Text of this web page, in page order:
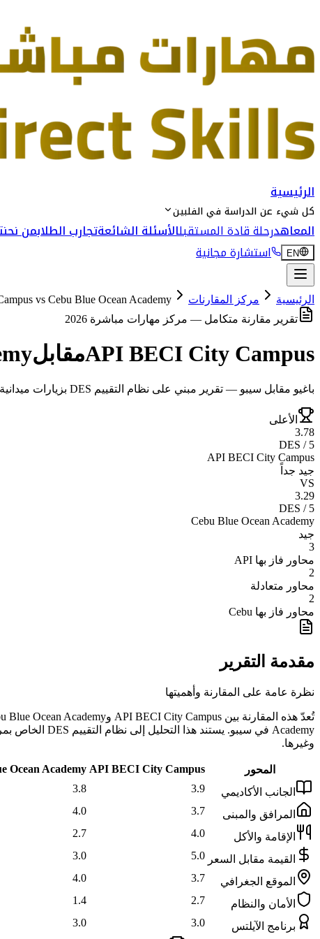
الرئيسية
كل شيء عن الدراسة في الفلبين
المعاهدرحلة قادة المستقبلالأسئلة الشائعةتجارب الطلابمن نحن
EN استشارة مجانية
الرئيسية مركز المقارنات vs Cebu Blue Ocean Academy
تقرير مقارنة متكامل — مركز مهارات مباشرة 2026
API BECI City Campusمقابل
باغيو مقابل سيبو — تقرير مبني على نظام التقييم DES بزيارات ميدانية وتحليل موضوعي
الأعلى
3.78
DES / 5
API BECI City Campus
جيد جداً
VS
3.29
DES / 5
Cebu Blue Ocean Academy
جيد
3
محاور فاز بها API
2
محاور متعادلة
2
محاور فاز بها Cebu
مقدمة التقرير
نظرة عامة على المقارنة وأهميتها
وغيرها.
المحور API BECI City Campus
Ocean Academy
الجانب الأكاديمي
3.9
3.8
المرافق والمبنى 3.7
4.0
الإقامة والأكل 4.0
2.7
القيمة مقابل السعر 5.0
3.0
الموقع الجغرافي 3.7
4.0
الأمان والنظام 2.7
1.4
برنامج الآيلتس 3.0
3.0